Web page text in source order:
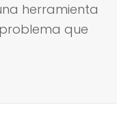
herramienta
que